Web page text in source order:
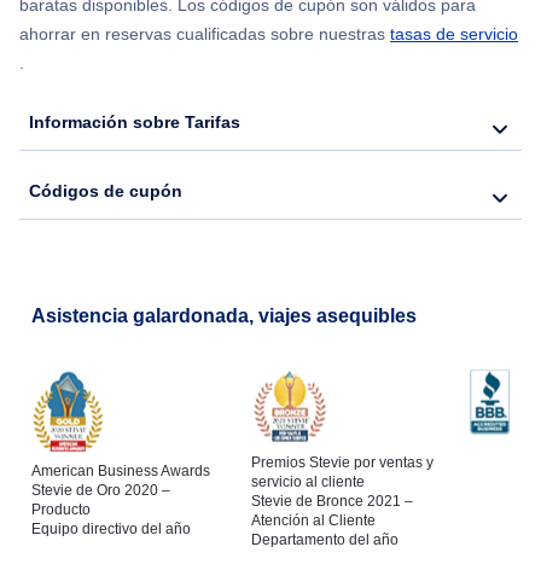
baratas disponibles. Los códigos de cupón son válidos para
ahorrar en reservas cualificadas sobre nuestras tasas de servicio
.
Información sobre Tarifas
Códigos de cupón
Asistencia galardonada, viajes asequibles
American Business Awards
Stevie de Oro 2020 –
Producto
Equipo directivo del año
Premios Stevie por ventas y
servicio al cliente
Stevie de Bronce 2021 –
Atención al Cliente
Departamento del año